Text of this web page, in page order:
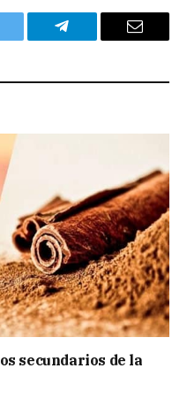
Telegram Email
secundarios de la